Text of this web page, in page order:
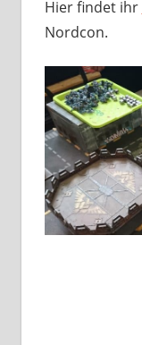
Hier findet ihr
Nordcon.